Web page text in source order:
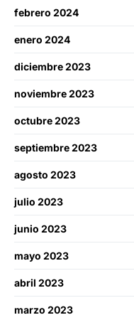
febrero 2024
enero 2024
diciembre 2023
noviembre 2023
octubre 2023
septiembre 2023
agosto 2023
julio 2023
junio 2023
mayo 2023
abril 2023
marzo 2023